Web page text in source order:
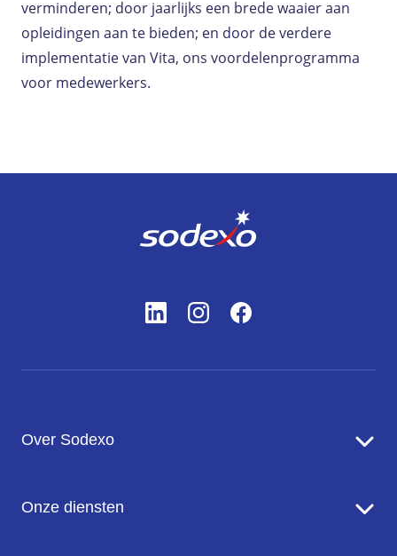
verminderen; door jaarlijks een brede waaier aan
opleidingen aan te bieden; en door de verdere
implementatie van Vita, ons voordelenprogramma
voor medewerkers.
Over Sodexo
Onze missie en ambitie
Onze diensten